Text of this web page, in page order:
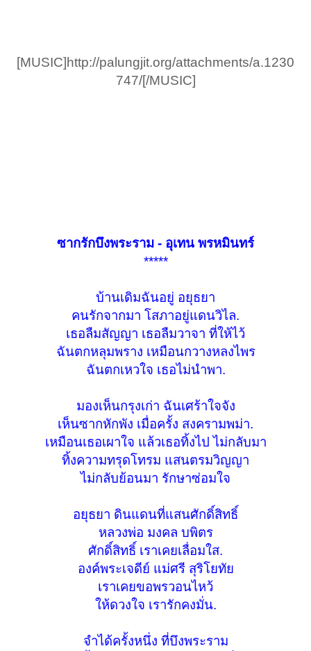
[MUSIC]http://palungjit.org/attachments/a.1230
747/[/MUSIC]
ซากรักบึงพระราม - อุเทน พรหมินทร์
*****
บ้านเดิมฉันอยู่ อยุธยา
คนรักจากมา โสภาอยู่แดนวิไล.
เธอลืมสัญญา เธอลืมวาจา ที่ให้ไว้
ฉันตกหลุมพราง เหมือนกวางหลงไพร
ฉันตกเหวใจ เธอไม่นำพา.
มองเห็นกรุงเก่า ฉันเศร้าใจจัง
เห็นซากหักพัง เมื่อครั้ง สงครามพม่า.
เหมือนเธอเผาใจ แล้วเธอทิ้งไป ไม่กลับมา
ทิ้งความทรุดโทรม แสนตรมวิญญา
ไม่กลับย้อนมา รักษาซ่อมใจ
อยุธยา ดินแดนที่แสนศักดิ์สิทธิ์
หลวงพ่อ มงคล บพิตร
ศักดิ์สิทธิ์ เราเคยเลื่อมใส.
องค์พระเจดีย์ แม่ศรี สุริโยทัย
เราเคยขอพรวอนไหว้
ให้ดวงใจ เรารักคงมั่น.
จำได้ครั้งหนึ่ง ที่บึงพระราม